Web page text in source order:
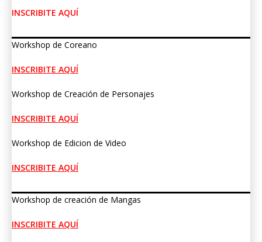
INSCRIBITE AQUÍ
Workshop de Coreano
INSCRIBITE AQUÍ
Workshop de Creación de Personajes
INSCRIBITE AQUÍ
Workshop de Edicion de Video
INSCRIBITE AQUÍ
Workshop de creación de Mangas
INSCRIBITE AQUÍ